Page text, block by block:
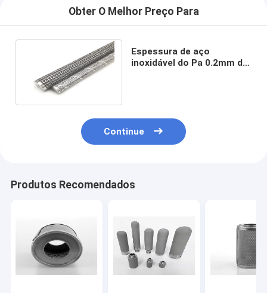
Obter O Melhor Preço Para
Espessura de aço
inoxidável do Pa 0.2mm do
Continue
Produtos Recomendados